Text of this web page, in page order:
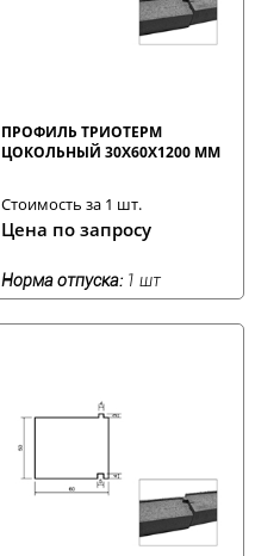
ПРОФИЛЬ ТРИОТЕРМ
ЦОКОЛЬНЫЙ 30Х60Х1200 ММ
Стоимость за 1 шт.
Цена по запросу
Норма отпуска: 1 шт